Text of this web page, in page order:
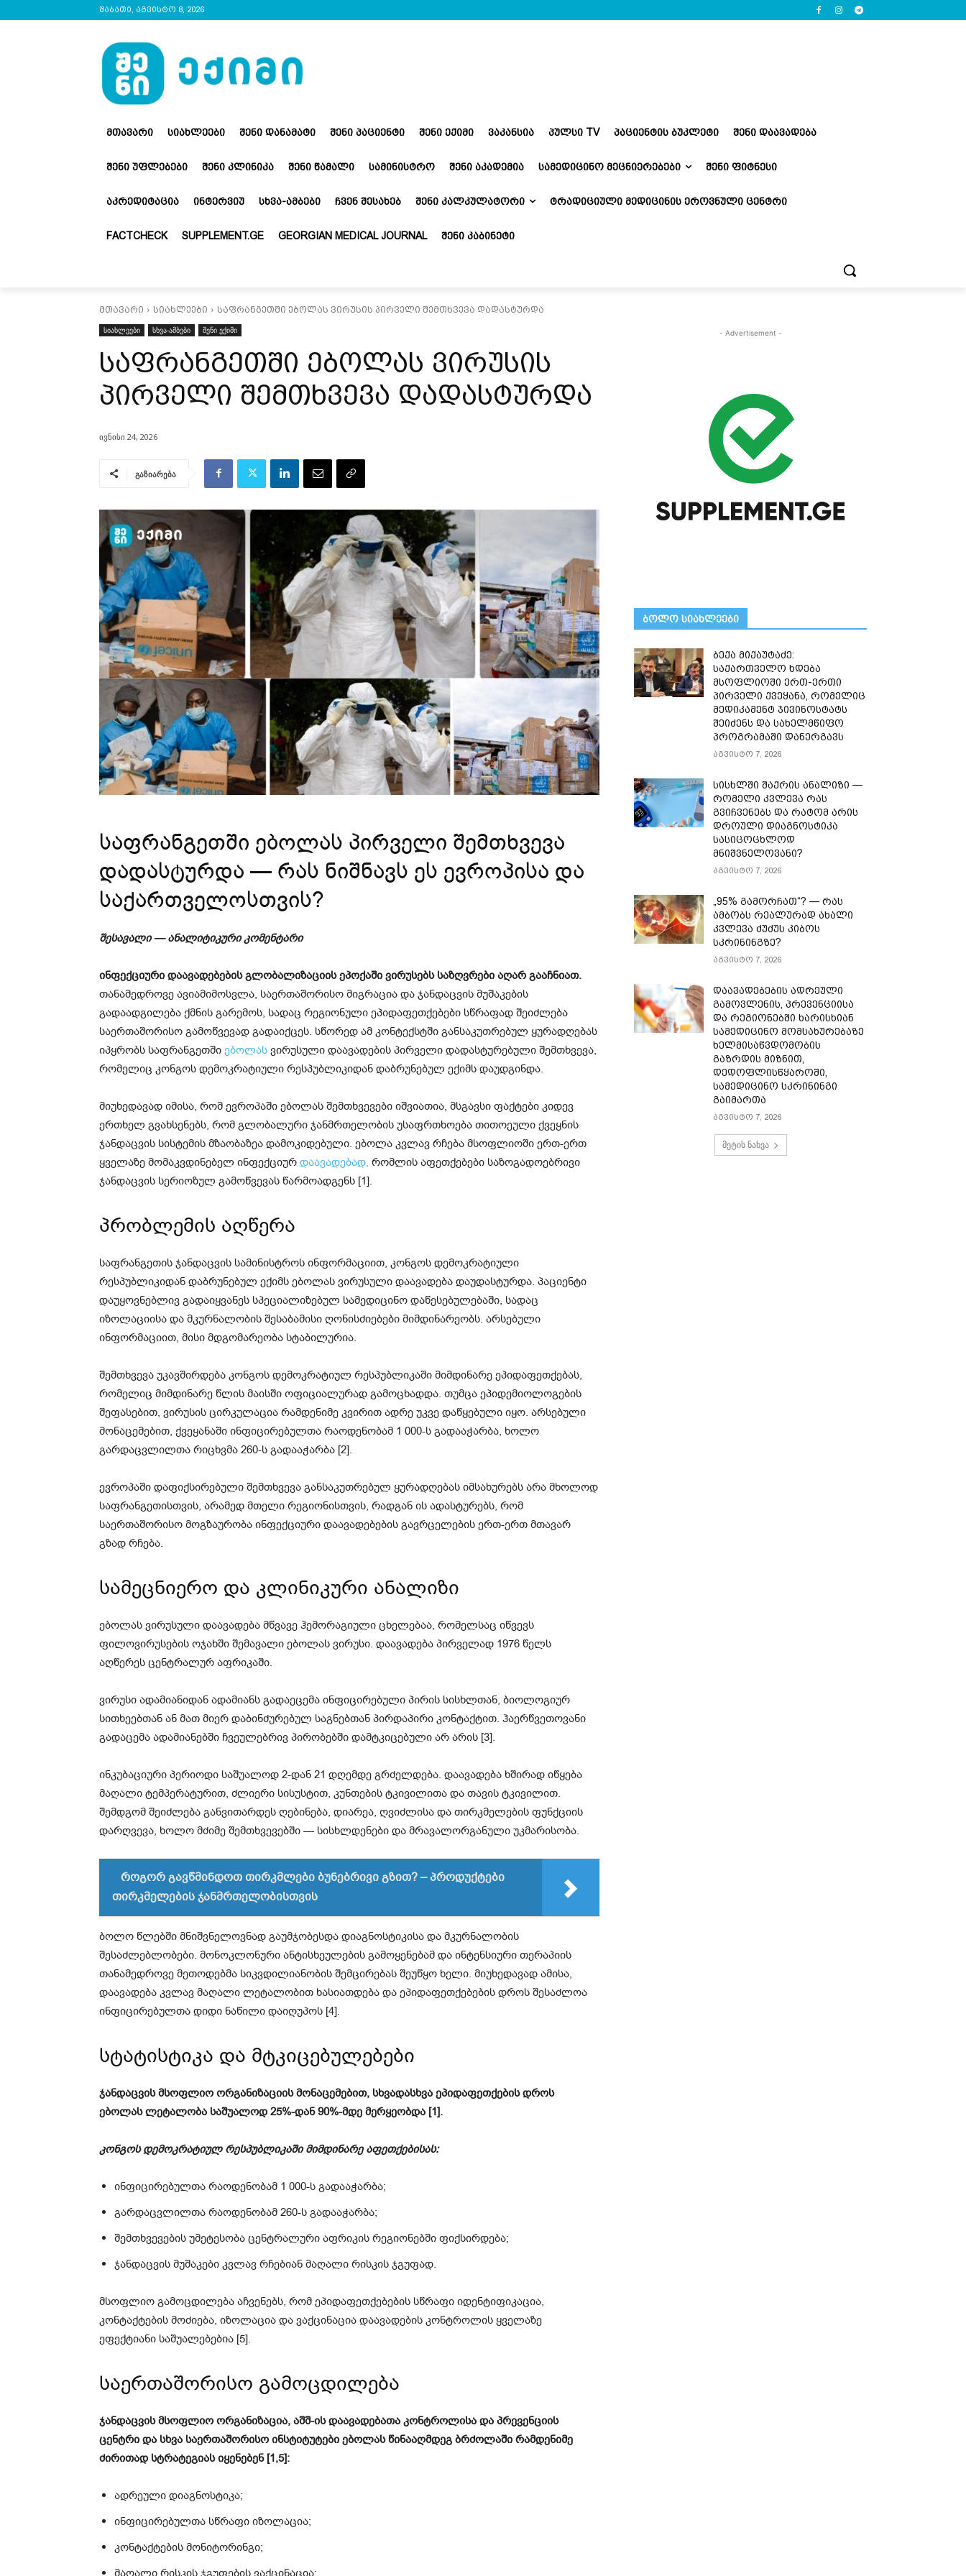
შაბათი, აგვისტო 8, 2026
ᲛᲗᲐᲕᲐᲠᲘ ᲡᲘᲐᲮᲚᲔᲔᲑᲘ ᲨᲔᲜᲘ ᲓᲐᲜᲐᲛᲐᲢᲘ ᲨᲔᲜᲘ ᲞᲐᲪᲘᲔᲜᲢᲘ ᲨᲔᲜᲘ ᲔᲥᲘᲛᲘ ᲕᲐᲙᲐᲜᲡᲘᲐ ᲞᲣᲚᲡᲘ TV ᲞᲐᲪᲘᲔᲜᲢᲘᲡ ᲑᲣᲙᲚᲔᲢᲘ ᲨᲔᲜᲘ ᲓᲐᲐᲕᲐᲓᲔᲑᲐ
ᲨᲔᲜᲘ ᲣᲤᲚᲔᲑᲔᲑᲘ ᲨᲔᲜᲘ ᲙᲚᲘᲜᲘᲙᲐ ᲨᲔᲜᲘ ᲬᲐᲛᲐᲚᲘ ᲡᲐᲛᲘᲜᲘᲡᲢᲠᲝ ᲨᲔᲜᲘ ᲐᲙᲐᲓᲔᲛᲘᲐ ᲡᲐᲛᲔᲓᲘᲪᲘᲜᲝ ᲛᲔᲪᲜᲘᲔᲠᲔᲑᲔᲑᲘ ᲨᲔᲜᲘ ᲤᲘᲢᲜᲔᲡᲘ
ᲐᲙᲠᲔᲓᲘᲢᲐᲪᲘᲐ ᲘᲜᲢᲔᲠᲕᲘᲣ ᲡᲮᲕᲐ-ᲐᲛᲑᲔᲑᲘ ᲩᲕᲔᲜ ᲨᲔᲡᲐᲮᲔᲑ ᲨᲔᲜᲘ ᲙᲐᲚᲙᲣᲚᲐᲢᲝᲠᲘ ᲢᲠᲐᲓᲘᲪᲘᲣᲚᲘ ᲛᲔᲓᲘᲪᲘᲜᲘᲡ ᲔᲠᲝᲕᲜᲣᲚᲘ ᲪᲔᲜᲢᲠᲘ
FACTCHECK SUPPLEMENT.GE GEORGIAN MEDICAL JOURNAL ᲨᲔᲜᲘ ᲙᲐᲑᲘᲜᲔᲢᲘ
მთავარი სიახლეები
საფრანგეთში ებოლას ვირუსის პირველი შემთხვევა დადასტურდა
სიახლეები
სხვა-ამბები შენი ექიმი
საფრანგეთში ებოლას ვირუსის
პირველი შემთხვევა დადასტურდა
ივნისი 24, 2026
გაზიარება
საფრანგეთში ებოლას პირველი შემთხვევა
დადასტურდა — რას ნიშნავს ეს ევროპისა და
საქართველოსთვის?
შესავალი — ანალიტიკური კომენტარი
ინფექციური დაავადებების გლობალიზაციის ეპოქაში ვირუსებს საზღვრები აღარ გააჩნიათ.
თანამედროვე ავიამიმოსვლა, საერთაშორისო მიგრაცია და ჯანდაცვის მუშაკების
გადაადგილება ქმნის გარემოს, სადაც რეგიონული ეპიდაფეთქებები სწრაფად შეიძლება
საერთაშორისო გამოწვევად გადაიქცეს. სწორედ ამ კონტექსტში განსაკუთრებულ ყურადღებას
იპყრობს საფრანგეთში ებოლას ვირუსული დაავადების პირველი დადასტურებული შემთხვევა,
რომელიც კონგოს დემოკრატიული რესპუბლიკიდან დაბრუნებულ ექიმს დაუდგინდა.
მიუხედავად იმისა, რომ ევროპაში ებოლას შემთხვევები იშვიათია, მსგავსი ფაქტები კიდევ
ერთხელ გვახსენებს, რომ გლობალური ჯანმრთელობის უსაფრთხოება თითოეული ქვეყნის
ჯანდაცვის სისტემის მზაობაზეა დამოკიდებული. ებოლა კვლავ რჩება მსოფლიოში ერთ-ერთ
ყველაზე მომაკვდინებელ ინფექციურ დაავადებად, რომლის აფეთქებები საზოგადოებრივი
ჯანდაცვის სერიოზულ გამოწვევას წარმოადგენს [1].
პრობლემის აღწერა
საფრანგეთის ჯანდაცვის სამინისტროს ინფორმაციით, კონგოს დემოკრატიული
რესპუბლიკიდან დაბრუნებულ ექიმს ებოლას ვირუსული დაავადება დაუდასტურდა. პაციენტი
დაუყოვნებლივ გადაიყვანეს სპეციალიზებულ სამედიცინო დაწესებულებაში, სადაც
იზოლაციისა და მკურნალობის შესაბამისი ღონისძიებები მიმდინარეობს. არსებული
ინფორმაციით, მისი მდგომარეობა სტაბილურია.
შემთხვევა უკავშირდება კონგოს დემოკრატიულ რესპუბლიკაში მიმდინარე ეპიდაფეთქებას,
რომელიც მიმდინარე წლის მაისში ოფიციალურად გამოცხადდა. თუმცა ეპიდემიოლოგების
შეფასებით, ვირუსის ცირკულაცია რამდენიმე კვირით ადრე უკვე დაწყებული იყო. არსებული
მონაცემებით, ქვეყანაში ინფიცირებულთა რაოდენობამ 1 000-ს გადააჭარბა, ხოლო
გარდაცვლილთა რიცხვმა 260-ს გადააჭარბა [2].
ევროპაში დაფიქსირებული შემთხვევა განსაკუთრებულ ყურადღებას იმსახურებს არა მხოლოდ
საფრანგეთისთვის, არამედ მთელი რეგიონისთვის, რადგან ის ადასტურებს, რომ
საერთაშორისო მოგზაურობა ინფექციური დაავადებების გავრცელების ერთ-ერთ მთავარ
გზად რჩება.
სამეცნიერო და კლინიკური ანალიზი
ებოლას ვირუსული დაავადება მწვავე ჰემორაგიული ცხელებაა, რომელსაც იწვევს
ფილოვირუსების ოჯახში შემავალი ებოლას ვირუსი. დაავადება პირველად 1976 წელს
აღწერეს ცენტრალურ აფრიკაში.
ვირუსი ადამიანიდან ადამიანს გადაეცემა ინფიცირებული პირის სისხლთან, ბიოლოგიურ
სითხეებთან ან მათ მიერ დაბინძურებულ საგნებთან პირდაპირი კონტაქტით. ჰაერწვეთოვანი
გადაცემა ადამიანებში ჩვეულებრივ პირობებში დამტკიცებული არ არის [3].
ინკუბაციური პერიოდი საშუალოდ 2-დან 21 დღემდე გრძელდება. დაავადება ხშირად იწყება
მაღალი ტემპერატურით, ძლიერი სისუსტით, კუნთების ტკივილითა და თავის ტკივილით.
შემდგომ შეიძლება განვითარდეს ღებინება, დიარეა, ღვიძლისა და თირკმელების ფუნქციის
დარღვევა, ხოლო მძიმე შემთხვევებში — სისხლდენები და მრავალორგანული უკმარისობა.
როგორ გავწმინდოთ თირკმლები ბუნებრივი გზით? – პროდუქტები
თირკმელების ჯანმრთელობისთვის
ბოლო წლებში მნიშვნელოვნად გაუმჯობესდა დიაგნოსტიკისა და მკურნალობის
შესაძლებლობები. მონოკლონური ანტისხეულების გამოყენებამ და ინტენსიური თერაპიის
თანამედროვე მეთოდებმა სიკვდილიანობის შემცირებას შეუწყო ხელი. მიუხედავად ამისა,
დაავადება კვლავ მაღალი ლეტალობით ხასიათდება და ეპიდაფეთქებების დროს შესაძლოა
ინფიცირებულთა დიდი ნაწილი დაიღუპოს [4].
სტატისტიკა და მტკიცებულებები
ჯანდაცვის მსოფლიო ორგანიზაციის მონაცემებით, სხვადასხვა ეპიდაფეთქების დროს
ებოლას ლეტალობა საშუალოდ 25%-დან 90%-მდე მერყეობდა [1].
კონგოს დემოკრატიულ რესპუბლიკაში მიმდინარე აფეთქებისას:
ინფიცირებულთა რაოდენობამ 1 000-ს გადააჭარბა;
გარდაცვლილთა რაოდენობამ 260-ს გადააჭარბა;
შემთხვევების უმეტესობა ცენტრალური აფრიკის რეგიონებში ფიქსირდება;
ჯანდაცვის მუშაკები კვლავ რჩებიან მაღალი რისკის ჯგუფად.
მსოფლიო გამოცდილება აჩვენებს, რომ ეპიდაფეთქებების სწრაფი იდენტიფიკაცია,
კონტაქტების მოძიება, იზოლაცია და ვაქცინაცია დაავადების კონტროლის ყველაზე
ეფექტიანი საშუალებებია [5].
საერთაშორისო გამოცდილება
ჯანდაცვის მსოფლიო ორგანიზაცია, აშშ-ის დაავადებათა კონტროლისა და პრევენციის
ცენტრი და სხვა საერთაშორისო ინსტიტუტები ებოლას წინააღმდეგ ბრძოლაში რამდენიმე
ძირითად სტრატეგიას იყენებენ [1,5]:
ადრეული დიაგნოსტიკა;
ინფიცირებულთა სწრაფი იზოლაცია;
კონტაქტების მონიტორინგი;
- Advertisement -
ᲑᲝᲚᲝ ᲡᲘᲐᲮᲚᲔᲔᲑᲘ
ბექა მიქაუტაძე:
საქართველო ხდება
მსოფლიოში ერთ-ერთი
პირველი ქვეყანა, რომელიც
მედიკამენტ ჯივინოსტატს
შეიძენს და სახელმწიფო
პროგრამაში დანერგავს
აგვისტო 7, 2026
სისხლში შაქრის ანალიზი —
რომელი კვლევა რას
გვიჩვენებს და რატომ არის
დროული დიაგნოსტიკა
სასიცოცხლოდ
მნიშვნელოვანი?
აგვისტო 7, 2026
„95% გამორჩათ“? — რას
ამბობს რეალურად ახალი
კვლევა ძუძუს კიბოს
სკრინინგზე?
აგვისტო 7, 2026
დაავადებების ადრეული
გამოვლენის, პრევენციისა
და რეგიონებში ხარისხიან
სამედიცინო მომსახურებაზე
ხელმისაწვდომობის
გაზრდის მიზნით,
დედოფლისწყაროში,
სამედიცინო სკრინინგი
გაიმართა
აგვისტო 7, 2026
მეტის ნახვა